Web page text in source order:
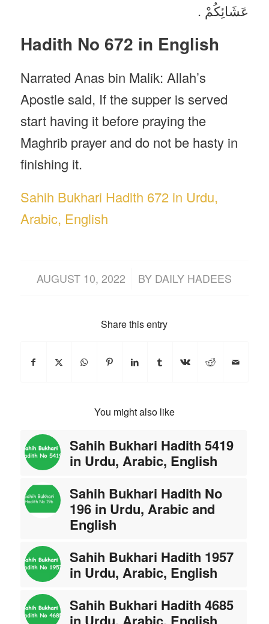
عَشَائِكُمْ .
Hadith No 672 in English
Narrated Anas bin Malik: Allah’s
Apostle said, If the supper is served
start having it before praying the
Maghrib prayer and do not be hasty in
finishing it.
Sahih Bukhari Hadith 672 in Urdu,
Arabic, English
AUGUST 10, 2022
/ BY DAILY HADEES
Share this entry
You might also like
Sahih Bukhari Hadith 5419
in Urdu, Arabic, English
Sahih Bukhari Hadith No
196 in Urdu, Arabic and
English
Sahih Bukhari Hadith 1957
in Urdu, Arabic, English
Sahih Bukhari Hadith 4685